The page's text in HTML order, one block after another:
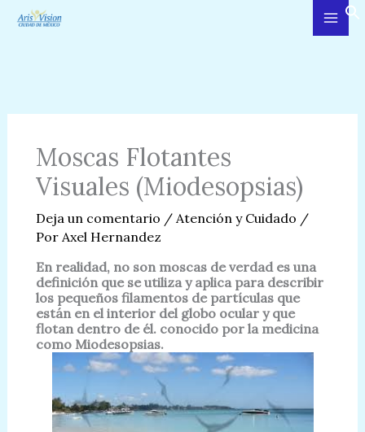
Moscas Flotantes
Visuales (Miodesopsias)
Deja un comentario / Atención y Cuidado /
Por Axel Hernandez
En realidad, no son moscas de verdad es una
definición que se utiliza y aplica para describir
los pequeños filamentos de partículas que
están en el interior del globo ocular y que
flotan dentro de él. conocido por la medicina
como Miodesopsias.